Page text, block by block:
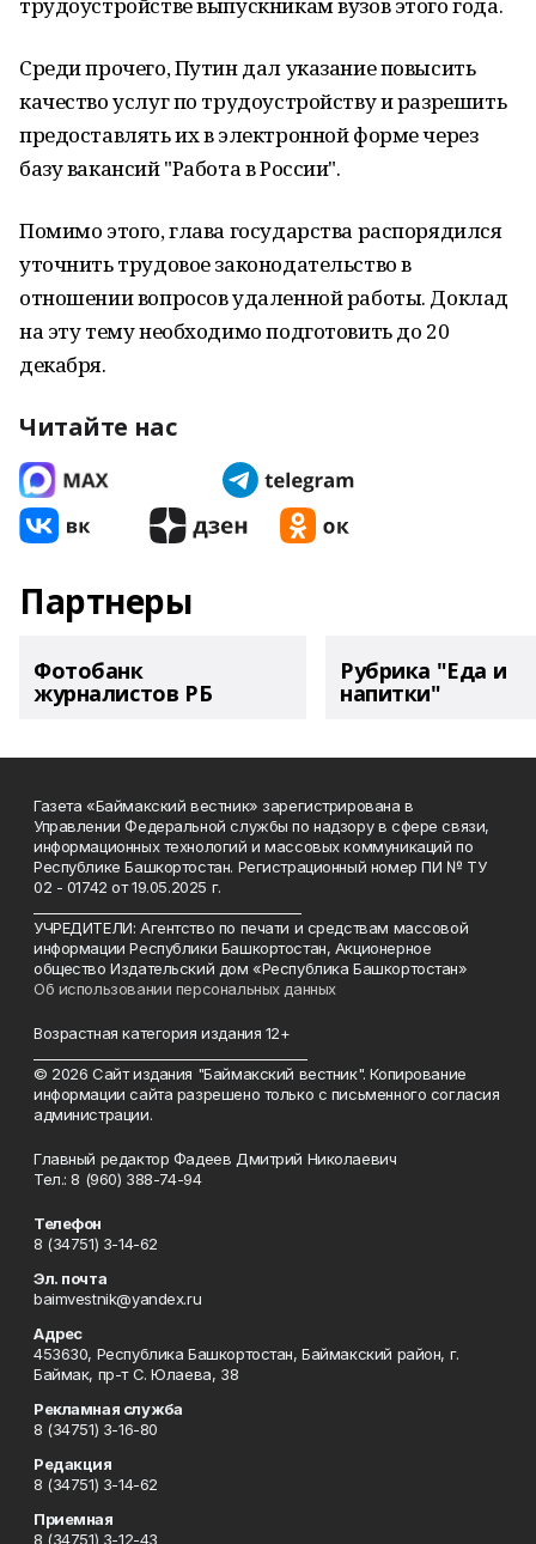
Среди прочего, Путин дал указание повысить
качество услуг по трудоустройству и разрешить
предоставлять их в электронной форме через
базу вакансий "Работа в России".
Помимо этого, глава государства распорядился
уточнить трудовое законодательство в
отношении вопросов удаленной работы. Доклад
на эту тему необходимо подготовить до 20
декабря.
Читайте нас
Партнеры
Фотобанк
журналистов РБ
Рубрика "Еда и
напитки"
Газета «Баймакский вестник» зарегистрирована в
Управлении Федеральной службы по надзору в сфере связи,
информационных технологий и массовых коммуникаций по
Республике Башкортостан. Регистрационный номер ПИ № ТУ
02 - 01742 от 19.05.2025 г.
УЧРЕДИТЕЛИ: Агентство по печати и средствам массовой
информации Республики Башкортостан, Акционерное
общество Издательский дом «Республика Башкортостан»
Об использовании персональных данных
Возрастная категория издания 12+
© 2026 Сайт издания "Баймакский вестник". Копирование
информации сайта разрешено только с письменного согласия
администрации.
Главный редактор Фадеев Дмитрий Николаевич
Тел.: 8 (960) 388-74-94
Телефон
8 (34751) 3-14-62
Эл. почта
baimvestnik@yandex.ru
Адрес
453630, Республика Башкортостан, Баймакский район, г.
Баймак, пр-т С. Юлаева, 38
Рекламная служба
8 (34751) 3-16-80
Редакция
8 (34751) 3-14-62
Приемная
8 (34751) 3-12-43